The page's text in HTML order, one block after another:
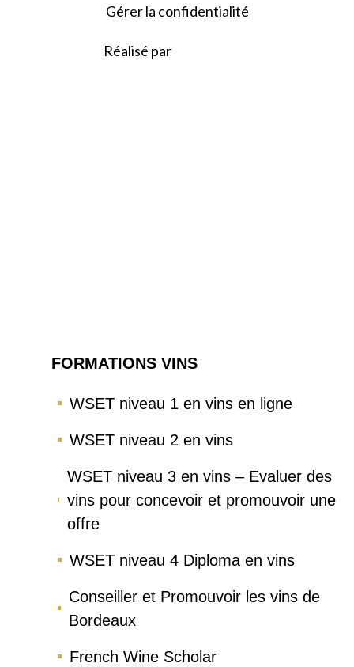
Gérer la confidentialité
Réalisé par
FORMATIONS VINS
WSET niveau 1 en vins en ligne
WSET niveau 2 en vins
WSET niveau 3 en vins – Evaluer des
vins pour concevoir et promouvoir une
offre
WSET niveau 4 Diploma en vins
Conseiller et Promouvoir les vins de
Bordeaux
French Wine Scholar